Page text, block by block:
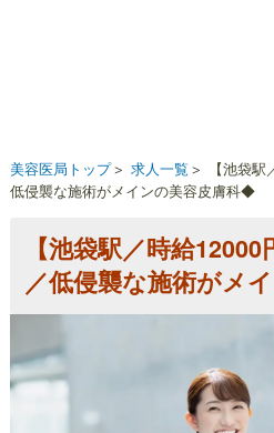
低
侵
ン
の
美容医局トップ 求人一覧
【池袋
低侵襲な施術がメインの美容皮膚科◆
【池袋駅／時給
／低侵襲な施術がメ